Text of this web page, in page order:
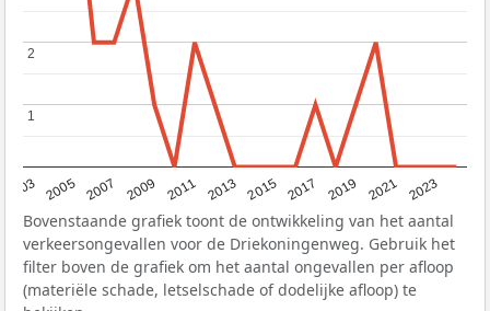
2003 2005 2007 2009 2011 2013 2015 2017 2019 2021 2023
1
1
2
2
Bovenstaande grafiek toont de ontwikkeling van het aantal
verkeersongevallen voor de Driekoningenweg. Gebruik het
filter boven de grafiek om het aantal ongevallen per afloop
(materiële schade, letselschade of dodelijke afloop) te